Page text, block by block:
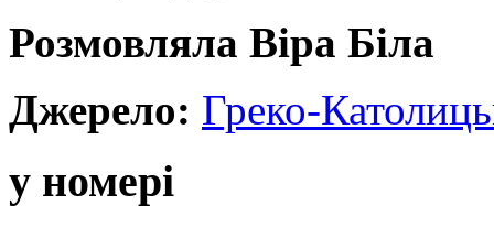
Розмовляла Віра Біла
Джерело: Греко-
у номері